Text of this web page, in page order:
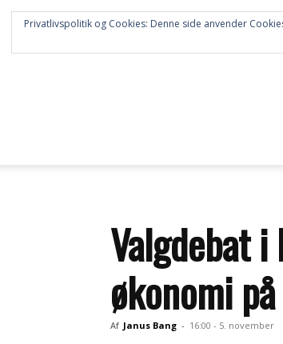
Valgdebat
økonomi
Af Janus Bang - 16:00 - 5. november
Privatlivspolitik og Cookies: Denne side anvender